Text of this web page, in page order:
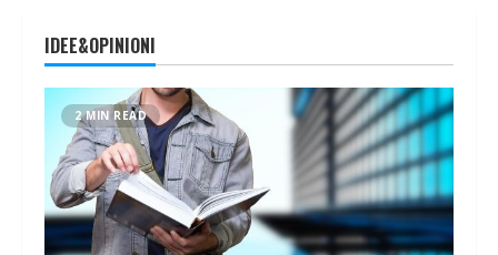
IDEE&OPINIONI
2 MIN READ